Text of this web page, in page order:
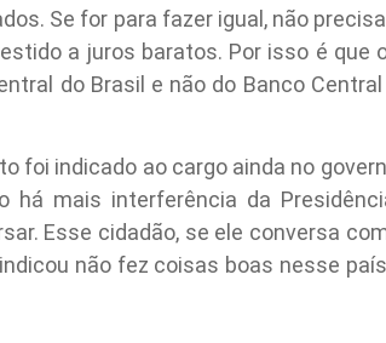
Se for para fazer igual, não
a juros baratos. Por isso é que
do Brasil e não do Banco
foi indicado ao cargo ainda no
há mais interferência da
Esse cidadão, se ele conversa
não fez coisas boas nesse